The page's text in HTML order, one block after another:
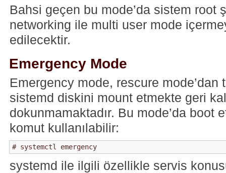
Bahsi geçen bu mode’da sistem root
networking ile multi user mode
edilecektir.
Emergency Mode
Emergency mode, rescure
sistemd diskini mount etmekte geri
dokunmamaktadır. Bu mode’da boot
komut kullanılabilir:
systemd ile ilgili özellikle servis